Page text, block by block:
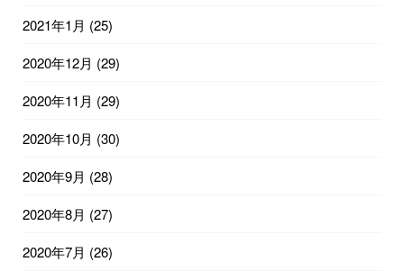
2021年1月 (25)
2020年12月 (29)
2020年11月 (29)
2020年10月 (30)
2020年9月 (28)
2020年8月 (27)
2020年7月 (26)